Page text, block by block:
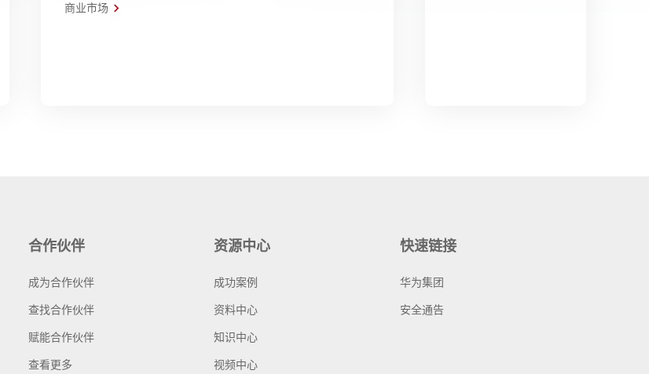
商业市场
合作伙伴
成为合作伙伴
查找合作伙伴
赋能合作伙伴
查看更多
资源中心
成功案例
资料中心
知识中心
视频中心
快速链接
华为集团
安全通告